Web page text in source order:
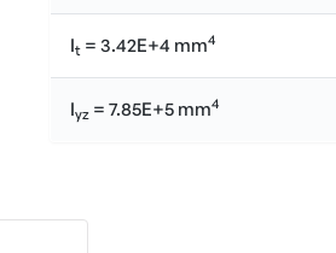
It = 3.42E+4 mm4
Iyz = 7.85E+5 mm4